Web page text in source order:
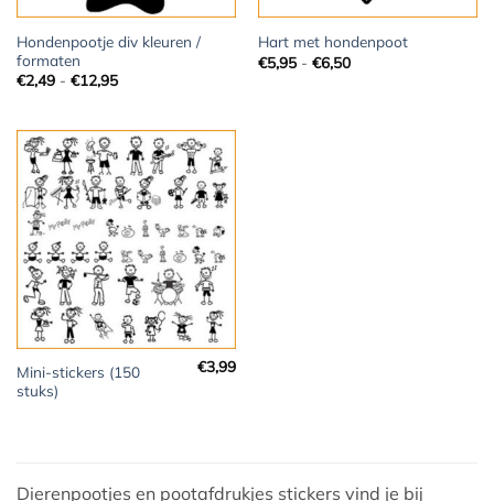
Hondenpootje div kleuren /
formaten
€2,49 - €12,95Prijsklasse:
Hart met hondenpoot
€5,95 - €6,50Prijsklasse:
Mini-stickers (150
stuks)
€3,99
Dierenpootjes en pootafdrukjes stickers vind je bij